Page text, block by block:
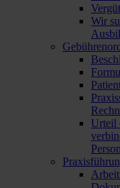
Wir
Urteil